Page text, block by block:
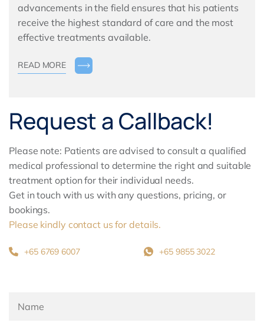
advancements in the field ensures that his patients
receive the highest standard of care and the most
effective treatments available.
READ MORE
Request a Callback!
Please note: Patients are advised to consult a qualified
medical professional to determine the right and suitable
treatment option for their individual needs.
Get in touch with us with any questions, pricing, or
bookings.
Please kindly contact us for details.
+65 6769 6007 +65 9855 3022